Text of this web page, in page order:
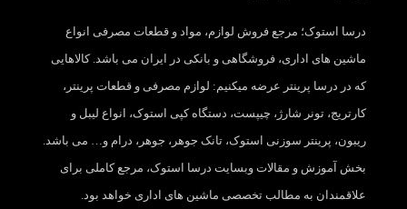
درسا استوک؛ مرجع فروش لوازم، مواد و قطعات مصرفی انواع
ماشین های اداری، فروشگاهی و بانکی در ایران می باشد. کالاهایی
که در درسا پرینتر عرضه میکنیم: لوازم مصرفی و قطعات پرینتر،
کارتریج، تونر شارژ، چیپست، دستگاه کپی استوک، انواع لیبل و
ریبون، پرینتر سوزنی استوک، تانک جوهر، جوهر، درام و… می باشد.
بخش آموزش و مقالات وبسایت درسا استوک، مرجع کاملی برای
علاقمندان به مطالب تخصصی ماشین های اداری خواهد بود.